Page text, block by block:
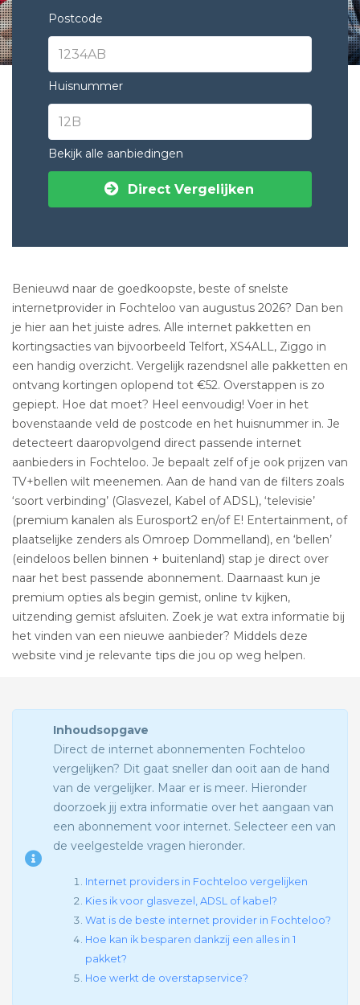
Postcode
Huisnummer
Bekijk alle aanbiedingen
Direct Vergelijken
Benieuwd naar de goedkoopste, beste of snelste
internetprovider in Fochteloo van augustus 2026? Dan ben
je hier aan het juiste adres. Alle internet pakketten en
kortingsacties van bijvoorbeeld Telfort, XS4ALL, Ziggo in
een handig overzicht. Vergelijk razendsnel alle pakketten en
ontvang kortingen oplopend tot €52. Overstappen is zo
gepiept. Hoe dat moet? Heel eenvoudig! Voer in het
bovenstaande veld de postcode en het huisnummer in. Je
detecteert daaropvolgend direct passende internet
aanbieders in Fochteloo. Je bepaalt zelf of je ook prijzen van
TV+bellen wilt meenemen. Aan de hand van de filters zoals
‘soort verbinding’ (Glasvezel, Kabel of ADSL), ‘televisie’
(premium kanalen als Eurosport2 en/of E! Entertainment, of
plaatselijke zenders als Omroep Dommelland), en ‘bellen’
(eindeloos bellen binnen + buitenland) stap je direct over
naar het best passende abonnement. Daarnaast kun je
premium opties als begin gemist, online tv kijken,
uitzending gemist afsluiten. Zoek je wat extra informatie bij
het vinden van een nieuwe aanbieder? Middels deze
website vind je relevante tips die jou op weg helpen.
Inhoudsopgave
Direct de internet abonnementen Fochteloo
vergelijken? Dit gaat sneller dan ooit aan de hand
van de vergelijker. Maar er is meer. Hieronder
doorzoek jij extra informatie over het aangaan van
een abonnement voor internet. Selecteer een van
de veelgestelde vragen hieronder.
Internet providers in Fochteloo vergelijken
Kies ik voor glasvezel, ADSL of kabel?
Wat is de beste internet provider in Fochteloo?
Hoe kan ik besparen dankzij een alles in 1
pakket?
Hoe werkt de overstapservice?